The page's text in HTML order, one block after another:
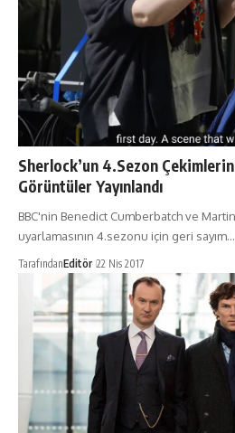
Sherlock’un 4.Sezon
Görüntüler Yayınlandı
BBC'nin Benedict Cumberbatch ve
uyarlamasının 4.sezonu için geri sayım…
TarafındanEditör 22 Nis 2017